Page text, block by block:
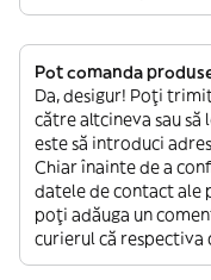
Pot comanda
Da, desigur! Poți
către altcineva sau să
este să introduci
Chiar înainte de a
datele de contact ale
poți adăuga un
curierul că respectiva